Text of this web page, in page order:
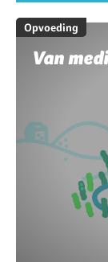
Opvoeding
Van